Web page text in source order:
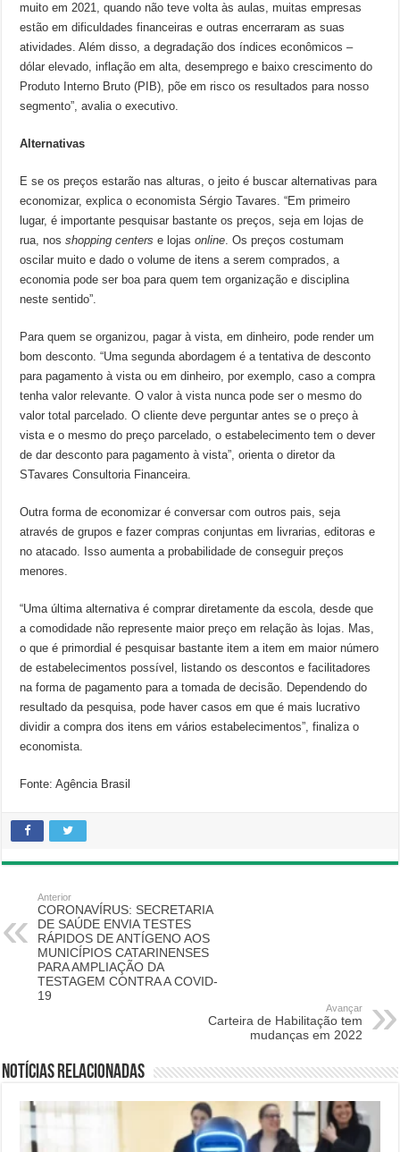
muito em 2021, quando não teve volta às aulas, muitas empresas
estão em dificuldades financeiras e outras encerraram as suas
atividades. Além disso, a degradação dos índices econômicos –
dólar elevado, inflação em alta, desemprego e baixo crescimento do
Produto Interno Bruto (PIB), põe em risco os resultados para nosso
segmento”, avalia o executivo.
Alternativas
E se os preços estarão nas alturas, o jeito é buscar alternativas para
economizar, explica o economista Sérgio Tavares. “Em primeiro
lugar, é importante pesquisar bastante os preços, seja em lojas de
rua, nosshopping centers e lojas online. Os preços costumam
oscilar muito e dado o volume de itens a serem comprados, a
economia pode ser boa para quem tem organização e disciplina
neste sentido”.
Para quem se organizou, pagar à vista, em dinheiro, pode render um
bom desconto. “Uma segunda abordagem é a tentativa de desconto
para pagamento à vista ou em dinheiro, por exemplo, caso a compra
tenha valor relevante. O valor à vista nunca pode ser o mesmo do
valor total parcelado. O cliente deve perguntar antes se o preço à
vista e o mesmo do preço parcelado, o estabelecimento tem o dever
de dar desconto para pagamento à vista”, orienta o diretor da
STavares Consultoria Financeira.
Outra forma de economizar é conversar com outros pais, seja
através de grupos e fazer compras conjuntas em livrarias, editoras e
no atacado. Isso aumenta a probabilidade de conseguir preços
menores.
“Uma última alternativa é comprar diretamente da escola, desde que
a comodidade não represente maior preço em relação às lojas. Mas,
o que é primordial é pesquisar bastante item a item em maior número
de estabelecimentos possível, listando os descontos e facilitadores
na forma de pagamento para a tomada de decisão. Dependendo do
resultado da pesquisa, pode haver casos em que é mais lucrativo
dividir a compra dos itens em vários estabelecimentos”, finaliza o
economista.
Fonte: Agência Brasil
Anterior
CORONAVÍRUS: SECRETARIA
DE SAÚDE ENVIA TESTES
RÁPIDOS DE ANTÍGENO AOS
MUNICÍPIOS CATARINENSES
PARA AMPLIAÇÃO DA
TESTAGEM CONTRA A COVID-
19
Avançar
Carteira de Habilitação tem
mudanças em 2022
Notícias relacionadas